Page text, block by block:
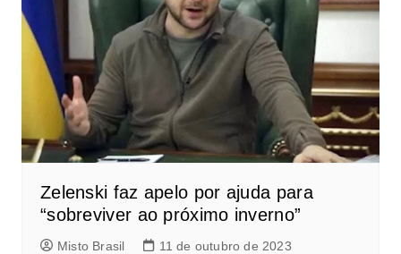
Zelenski faz apelo por ajuda para
“sobreviver ao próximo inverno”
Misto Brasil 11 de outubro de 2023